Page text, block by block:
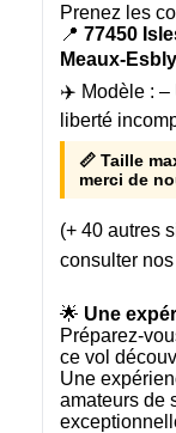
Prenez les
📍 77450
Meaux-Esbly
✈️ Modèle : –
liberté
📏 Taille
merci de
(+ 40 autres
consulter nos
🌟 Une
Préparez-
ce vol
Une
amateurs de